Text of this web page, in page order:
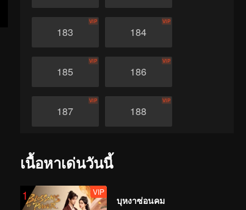
183
VIP
184
VIP
185
VIP
186
VIP
187
VIP
188
VIP
191
เนื้อหาเด่นวันนี้
1 VIP
บุหงาซ่อนคม